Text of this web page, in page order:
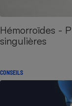
Hémorroïdes -
singulières
CONSEILS